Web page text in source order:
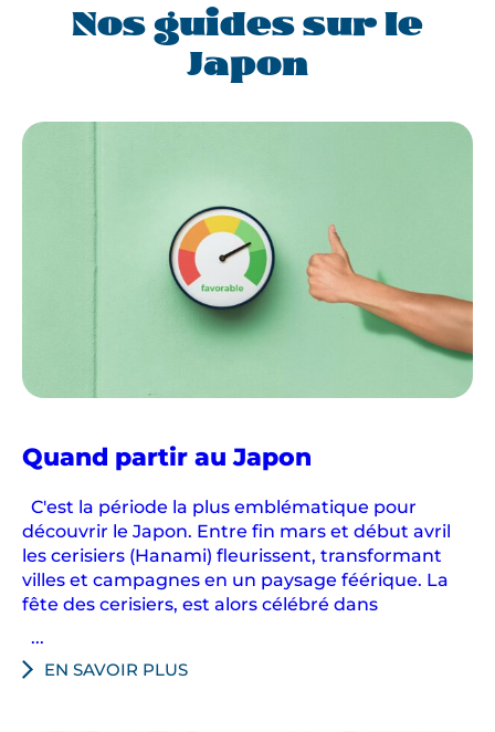
Nos guides sur le
Japon
Quand partir au Japon
C'est la période la plus emblématique pour
découvrir le Japon. Entre fin mars et début avril
les cerisiers (Hanami) fleurissent, transformant
villes et campagnes en un paysage féérique. La
fête des cerisiers, est alors célébré dans
...
EN SAVOIR PLUS